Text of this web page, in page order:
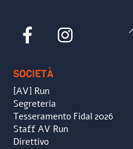
Facebook
SOCIETÀ
[AV] Run
Segreteria
Tesseramento Fidal 2026
Staff AV Run
Direttivo